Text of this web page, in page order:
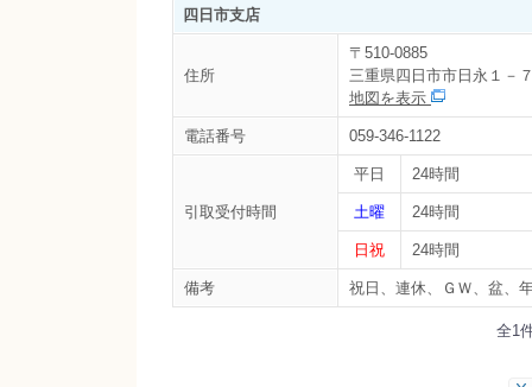
四日市支店
住所
〒510-0885
三重県四日市市日永１－
地図を表示
電話番号 059-346-1122
引取受付時間
平日 24時間
土曜 24時間
日祝 24時間
備考 祝日、連休、ＧＷ、盆、
全1